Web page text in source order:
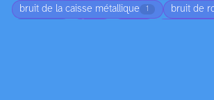
bruit de la caisse métallique 1 bruit de